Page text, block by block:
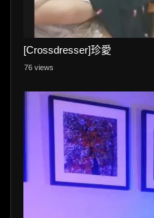
[Crossdresser]珍愛
76 views